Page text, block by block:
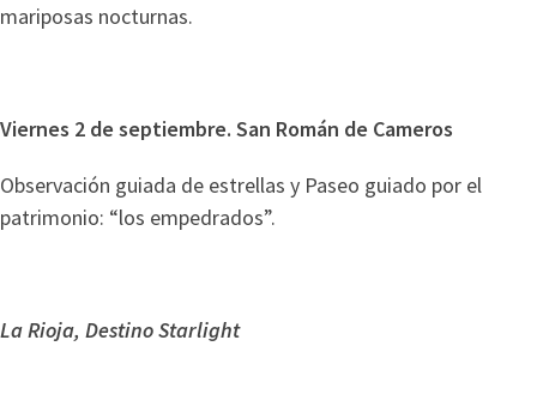
mariposas nocturnas.
Viernes 2 de septiembre. San Román de Cameros
Observación guiada de estrellas y Paseo guiado por el
patrimonio: “los empedrados”.
La Rioja, Destino Starlight